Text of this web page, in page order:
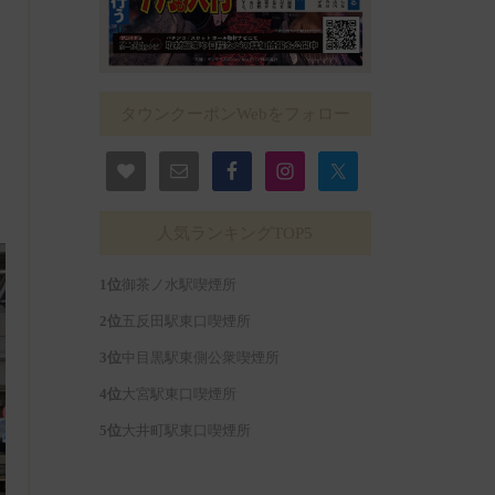
御茶ノ水駅喫煙所
五反田駅東口喫煙所
中目黒駅東側公衆喫煙所
大宮駅東口喫煙所
大井町駅東口喫煙所